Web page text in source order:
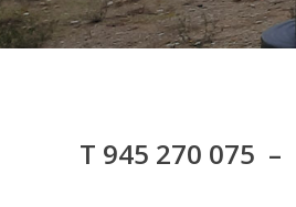
T 945 270 075 –